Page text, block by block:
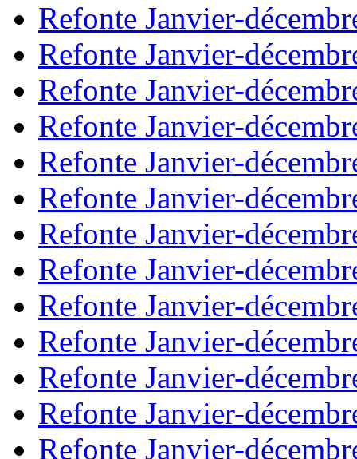
Refonte Janvier-
Refonte Janvier-
Refonte Janvier-
Refonte Janvier-
Refonte Janvier-
Refonte Janvier-
Refonte Janvier-
Refonte Janvier-
Refonte Janvier-
Refonte Janvier-
Refonte Janvier-
Refonte Janvier-
Refonte Janvier-